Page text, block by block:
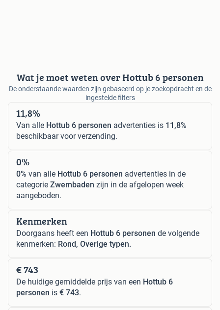
Wat je moet weten over Hottub 6 personen
De onderstaande waarden zijn gebaseerd op je zoekopdracht en de
ingestelde filters
11,8%
Van alle Hottub 6 personen advertenties is 11,8%
beschikbaar voor verzending.
0%
0% van alle Hottub 6 personen advertenties in de
categorie Zwembaden zijn in de afgelopen week
aangeboden.
Kenmerken
Doorgaans heeft een Hottub 6 personen de volgende
kenmerken: Rond, Overige typen.
€ 743
De huidige gemiddelde prijs van een Hottub 6
personen is € 743.